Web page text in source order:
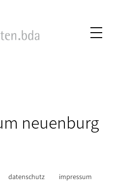
neuenburg
datenschutz impressum